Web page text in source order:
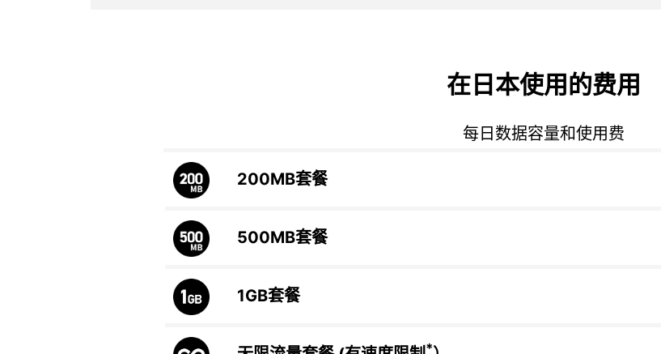
在日本使用的费用
每日数据容量和使用费
200MB套餐
500MB套餐
1GB套餐
*